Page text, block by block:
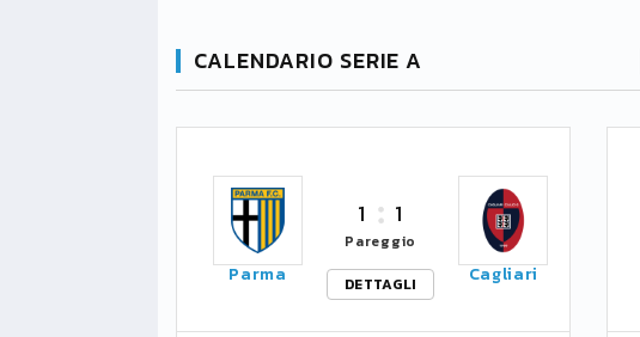
CALENDARIO SERIE A
Parma
1 1
Pareggio
DETTAGLI
Cagliari